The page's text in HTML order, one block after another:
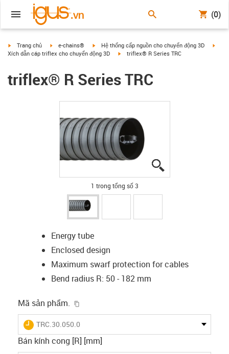
(0)
igus-icon-arrow-right
Trang chủ igus-icon-arrow-right
e-chains® igus-icon-arrow-right
Hệ thống cấp nguồn cho chuyển động 3D
Xích dẫn cáp triflex cho chuyển động 3D
igus-icon-arrow-right
triflex® R Series TRC
triflex® R Series TRC
1 trong tổng số 3
Energy tube
Enclosed design
Maximum swarf protection for cables
Bend radius R: 50 - 182 mm
Mã sản phẩm.
igus-icon-lieferzeit
TRC.30.050.0
Bán kính cong [R] [mm]